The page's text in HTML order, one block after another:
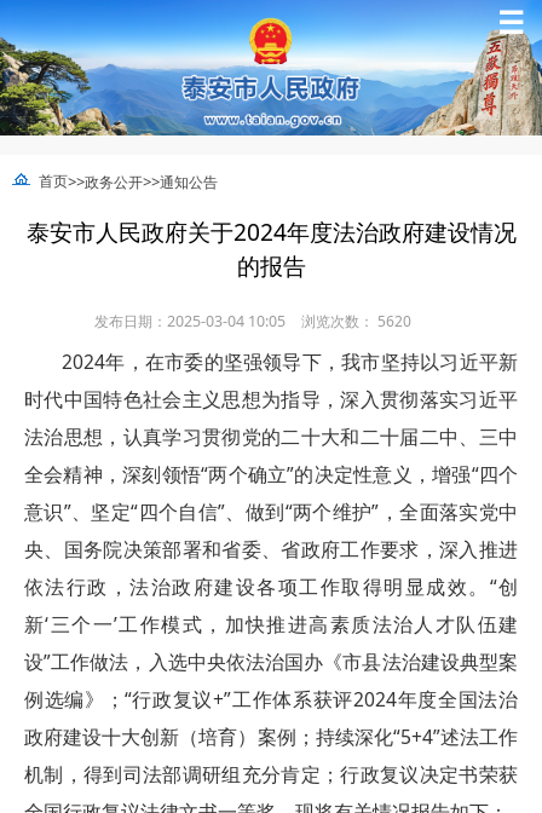
☰
首页>>政务公开>>通知公告
泰安市人民政府关于2024年度法治政府建设情况
的报告
发布日期：2025-03-04 10:05 浏览次数： 5620
2024年，在市委的坚强领导下，我市坚持以习近平新
时代中国特色社会主义思想为指导，深入贯彻落实习近平
法治思想，认真学习贯彻党的二十大和二十届二中、三中
全会精神，深刻领悟“两个确立”的决定性意义，增强“四个
意识”、坚定“四个自信”、做到“两个维护”，全面落实党中
央、国务院决策部署和省委、省政府工作要求，深入推进
依法行政，法治政府建设各项工作取得明显成效。“创
新‘三个一’工作模式，加快推进高素质法治人才队伍建
设”工作做法，入选中央依法治国办《市县法治建设典型案
例选编》；“行政复议+”工作体系获评2024年度全国法治
政府建设十大创新（培育）案例；持续深化“5+4”述法工作
机制，得到司法部调研组充分肯定；行政复议决定书荣获